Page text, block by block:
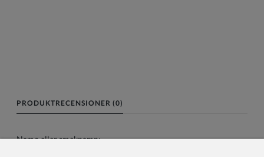
PRODUKTRECENSIONER (0)
Namn eller smeknamn: